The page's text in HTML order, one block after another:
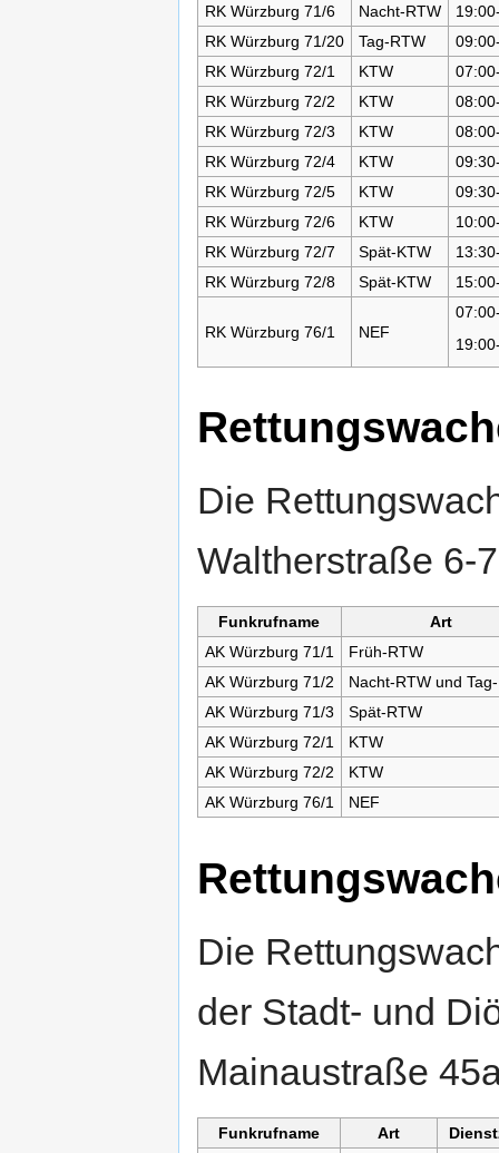
RK Würzburg 71/6
Nacht-RTW
RK Würzburg 71/20
Tag-RTW
RK Würzburg 72/1
KTW
RK Würzburg 72/2
KTW
RK Würzburg 72/3
KTW
RK Würzburg 72/4
KTW
RK Würzburg 72/5
KTW
RK Würzburg 72/6
KTW
RK Würzburg 72/7
Spät-KTW
RK Würzburg 72/8
Spät-KTW
RK Würzburg 76/1 NEF
Die
Waltherstraße 6-
Funkrufname
Art
AK Würzburg 71/1
Früh-RTW
AK Würzburg 71/2
Nacht-RTW und
AK Würzburg 71/3
Spät-RTW
AK Würzburg 72/1
KTW
AK Würzburg 72/2
KTW
AK Würzburg 76/1
NEF
Die
der Stadt- und
Mainaustraße
Funkrufname Art